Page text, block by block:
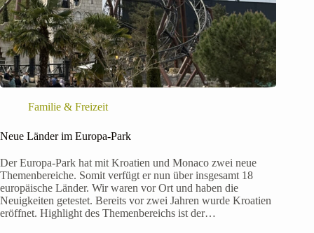
Familie & Freizeit
Neue Länder im Europa-Park
Der Europa-Park hat mit Kroatien und Monaco zwei neue
Themenbereiche. Somit verfügt er nun über insgesamt 18
europäische Länder. Wir waren vor Ort und haben die
Neuigkeiten getestet. Bereits vor zwei Jahren wurde Kroatien
eröffnet. Highlight des Themenbereichs ist der…